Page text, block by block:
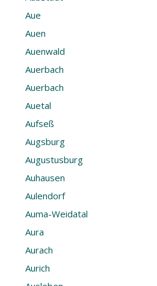
Aue
Auen
Auenwald
Auerbach
Auerbach
Auetal
Aufseß
Augsburg
Augustusburg
Auhausen
Aulendorf
Auma-Weidatal
Aura
Aurach
Aurich